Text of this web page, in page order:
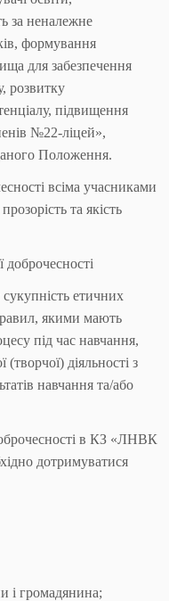
за неналежне
формування
для забезпечення
розвитку
підвищення
№22-ліцей»,
Положення.
всіма учасниками
та якість
етичних
якими мають
під час навчання,
діяльності з
навчання та/або
в КЗ «ЛНВК
дотримуватися
і громадянина;